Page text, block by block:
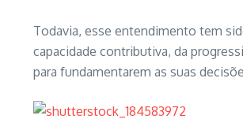
Todavia, esse entendimento tem
capacidade contributiva, da
para fundamentarem as suas